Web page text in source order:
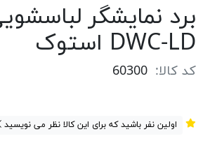
DWC-LD استوک
کد کالا: 60300
اولین نفر باشید که برای این کالا نظر می نویسید